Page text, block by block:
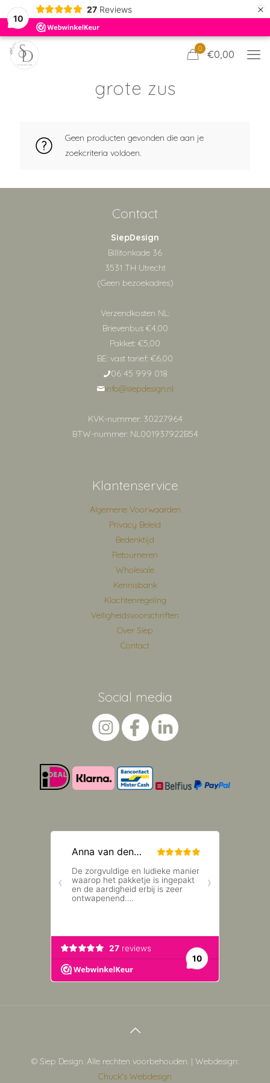
10
27 Reviews ×
0 €0,00
grote zus
Geen producten gevonden die aan je
zoekcriteria voldoen.
Contact
SiepDesign
Billitonkade 36
3531 TH Utrecht
(Geen bezoekadres)
Verzendkosten NL:
Brievenbus €4,00
Pakket: €5,00
BE: vast tarief: €6,00
06 45 999 018
info@siepdesign.nl
KVK-nummer: 30227964
BTW-nummer: NL001937922B54
Klantenservice
Algemene Voorwaarden
Privacy Beleid
Bedenktijd
Retourneren
Wholesale
Kennisbank
Klachtenregeling
Veiligheidsvoorschriften
Over Siep
Contact
Social media
© Siep Design. Alle rechten voorbehouden. | Webdesign:
Chuck's Webdesign